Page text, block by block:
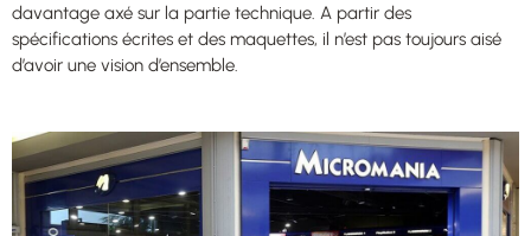
davantage axé sur la partie technique. A partir des
spécifications écrites et des maquettes, il n’est pas toujours aisé
d’avoir une vision d’ensemble.